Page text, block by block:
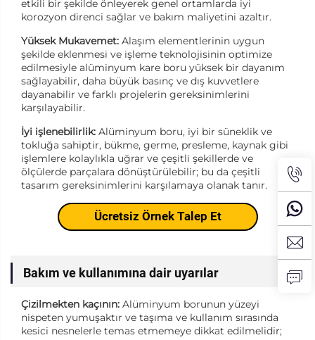
etkili bir şekilde önleyerek genel ortamlarda iyi
korozyon direnci sağlar ve bakım maliyetini azaltır.
Yüksek Mukavemet: Alaşım elementlerinin uygun
şekilde eklenmesi ve işleme teknolojisinin optimize
edilmesiyle alüminyum kare boru yüksek bir dayanım
sağlayabilir, daha büyük basınç ve dış kuvvetlere
dayanabilir ve farklı projelerin gereksinimlerini
karşılayabilir.
İyi işlenebilirlik: Alüminyum boru, iyi bir süneklik ve
tokluğa sahiptir, bükme, germe, presleme, kaynak gibi
işlemlere kolaylıkla uğrar ve çeşitli şekillerde ve
ölçülerde parçalara dönüştürülebilir; bu da çeşitli
tasarım gereksinimlerini karşılamaya olanak tanır.
Ücretsiz Örnek Talep Et
Bakım ve kullanımına dair uyarılar
Çizilmekten kaçının: Alüminyum borunun yüzeyi
nispeten yumuşaktır ve taşıma ve kullanım sırasında
kesici nesnelerle temas etmemeye dikkat edilmelidir;